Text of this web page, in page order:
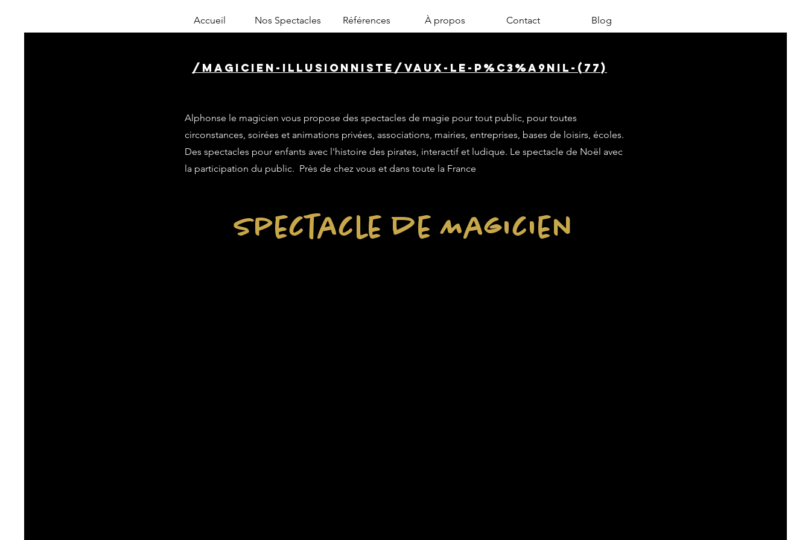
Accueil Nos Spectacles Références À propos Contact Blog
/magicien-illusionniste/vaux-le-p%C3%A9nil-(77)
Alphonse le magicien vous propose des spectacles de magie pour tout public, pour toutes
circonstances, soirées et animations privées, associations, mairies, entreprises, bases de loisirs, écoles.
Des spectacles pour enfants avec l'histoire des pirates, interactif et ludique. Le spectacle de Noël avec
la participation du public. Près de chez vous et dans toute la France
Spectacle de Magicien